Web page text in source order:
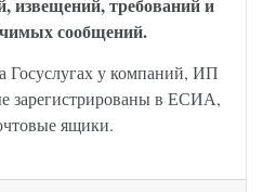
сообщений.
Госуслугах у компаний, ИП
зарегистрированы в ЕСИА,
ящики.